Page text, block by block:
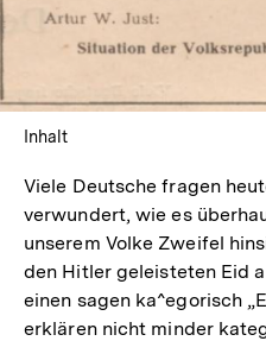
Inhalt
Viele Deutsche fragen
verwundert, wie es
unserem Volke Zweifel
den Hitler geleisteten Eid
einen sagen ka^egorisch
erklären nicht minder